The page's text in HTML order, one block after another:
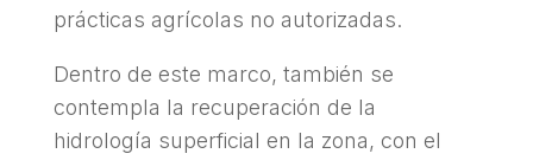
prácticas agrícolas no autorizadas.
Dentro de este marco, también se
contempla la recuperación de la
hidrología superficial en la zona, con el